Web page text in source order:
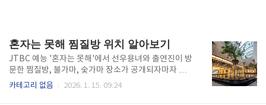
혼자는 못해 찜질방 위치 알아보기
JTBC 예능 '혼자는 못해'에서 선우용녀와 출연진이 방
문한 찜질방, 불가마, 숯가마 장소가 공개되자마자 화제
가 되고 있습니다. 방송 속 그 찜질방, 직접 가볼 수 있을
카테고리 없음 2026. 1. 15. 09:24